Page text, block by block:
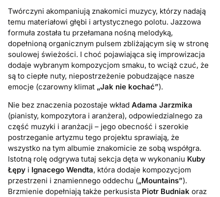
Twórczyni akompaniują znakomici muzycy, którzy nadają
temu materiałowi głębi i artystycznego polotu. Jazzowa
formuła została tu przełamana nośną melodyką,
dopełnioną organicznym pulsem zbliżającym się w stronę
soulowej świeżości. I choć pojawiająca się improwizacja
dodaje wybranym kompozycjom smaku, to wciąż czuć, że
są to ciepłe nuty, niepostrzeżenie pobudzające nasze
emocje (czarowny klimat „Jak nie kochać”).
Nie bez znaczenia pozostaje wkładAdama Jarzmika
(pianisty, kompozytora i aranżera), odpowiedzialnego za
część muzyki i aranżacji – jego obecność i szerokie
postrzeganie artyzmu tego projektu sprawiają, że
wszystko na tym albumie znakomicie ze sobą współgra.
Istotną rolę odgrywa tutaj sekcja dęta w wykonaniu Kuby
Łępy i Ignacego Wendta, która dodaje kompozycjom
przestrzeni i znamiennego oddechu („Mountains”).
Brzmienie dopełniają także perkusista Piotr Budniak oraz